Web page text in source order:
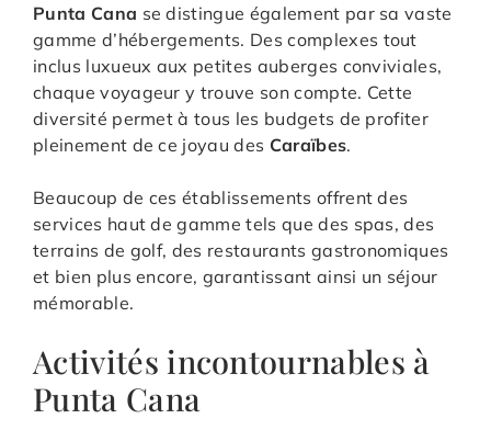
Punta Cana se distingue également par sa vaste
gamme d’hébergements. Des complexes tout
inclus luxueux aux petites auberges conviviales,
chaque voyageur y trouve son compte. Cette
diversité permet à tous les budgets de profiter
pleinement de ce joyau des Caraïbes.
Beaucoup de ces établissements offrent des
services haut de gamme tels que des spas, des
terrains de golf, des restaurants gastronomiques
et bien plus encore, garantissant ainsi un séjour
mémorable.
Activités incontournables à
Punta Cana